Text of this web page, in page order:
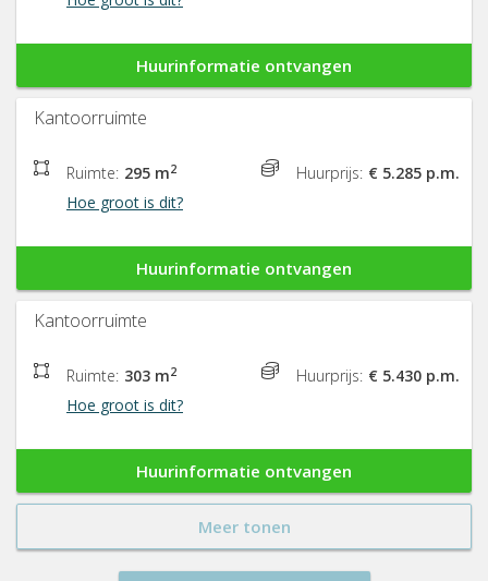
Huurinformatie ontvangen
Kantoorruimte
Ruimte: 295 m2
Hoe groot is dit?
Huurprijs: € 5.285 p.m.
Huurinformatie ontvangen
Kantoorruimte
Ruimte: 303 m2
Hoe groot is dit?
Huurprijs: € 5.430 p.m.
Huurinformatie ontvangen
Meer tonen